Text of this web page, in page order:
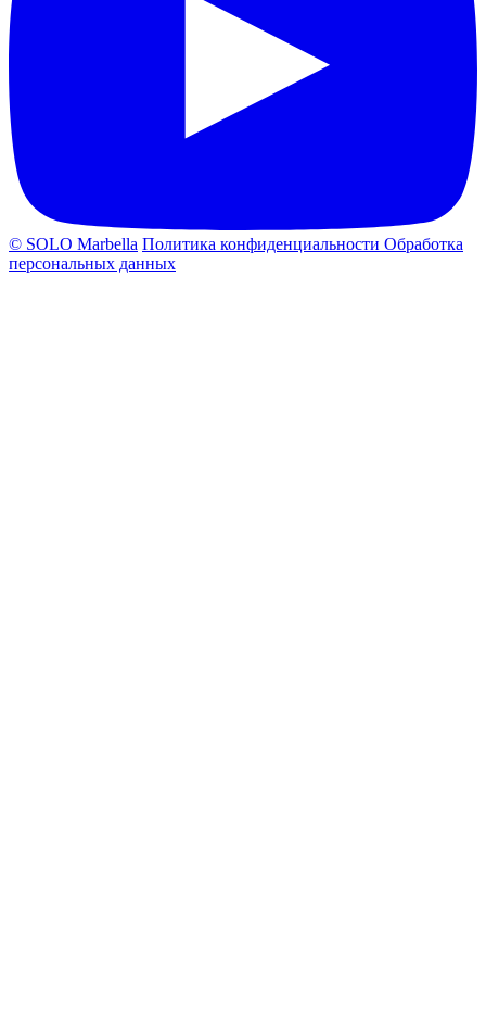
© SOLO Marbella Политика конфиденциальности Обработка
персональных данных